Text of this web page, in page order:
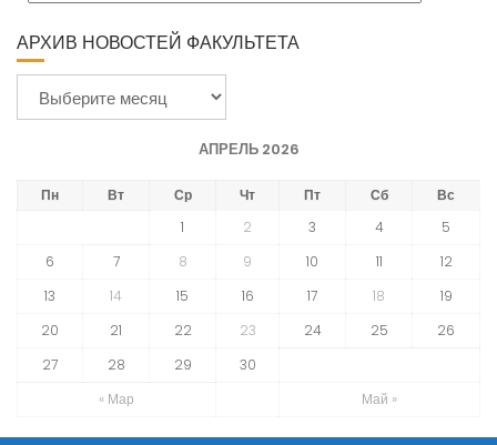
АРХИВ НОВОСТЕЙ ФАКУЛЬТЕТА
ф
АПРЕЛЬ 2026
Пн Вт Ср Чт Пт Сб Вс
« Мар Май »
1 2 3 4
5
6
7 8 9 10 11
12
13
14 15 16 17 18
19
20
21 22 23 24 25
26
27
28 29 30